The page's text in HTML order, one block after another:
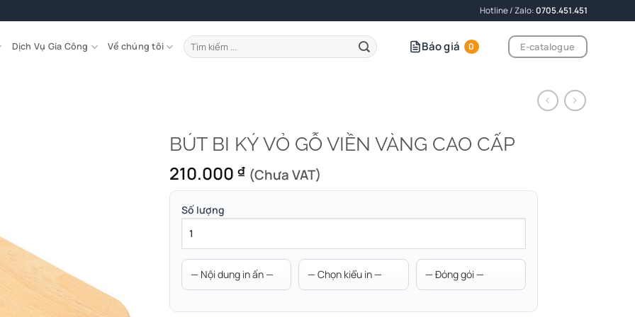
Hotline / Zalo:0705.451.451
Dịch Vụ Gia Công Về chúng tôi
Tìm
kiếm:
Báo giá 0 E-catalogue
BÚT BI KÝ VỎ GỖ VIỀN VÀNG CAO CẤP
210.000 ₫ (Chưa VAT)
Số lượng